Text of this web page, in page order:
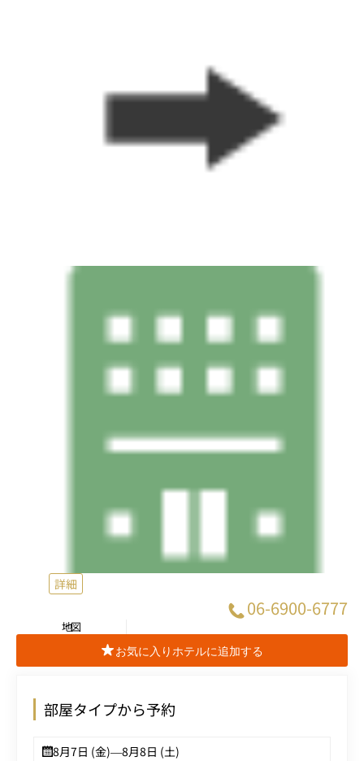
詳細
06-6900-6777
地図
お気に入りホテルに追加する
部屋タイプから予約
8月7日 (金)—8月8日 (土)